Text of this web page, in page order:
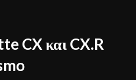
CX και CX.R